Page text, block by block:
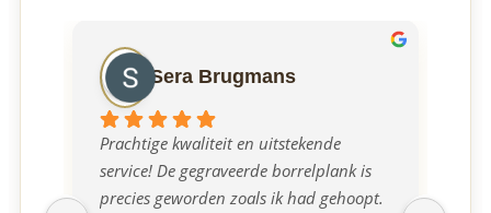
Sera Brugmans
Prachtige kwaliteit en uitstekende
service! De gegraveerde borrelplank is
precies geworden zoals ik had gehoopt.